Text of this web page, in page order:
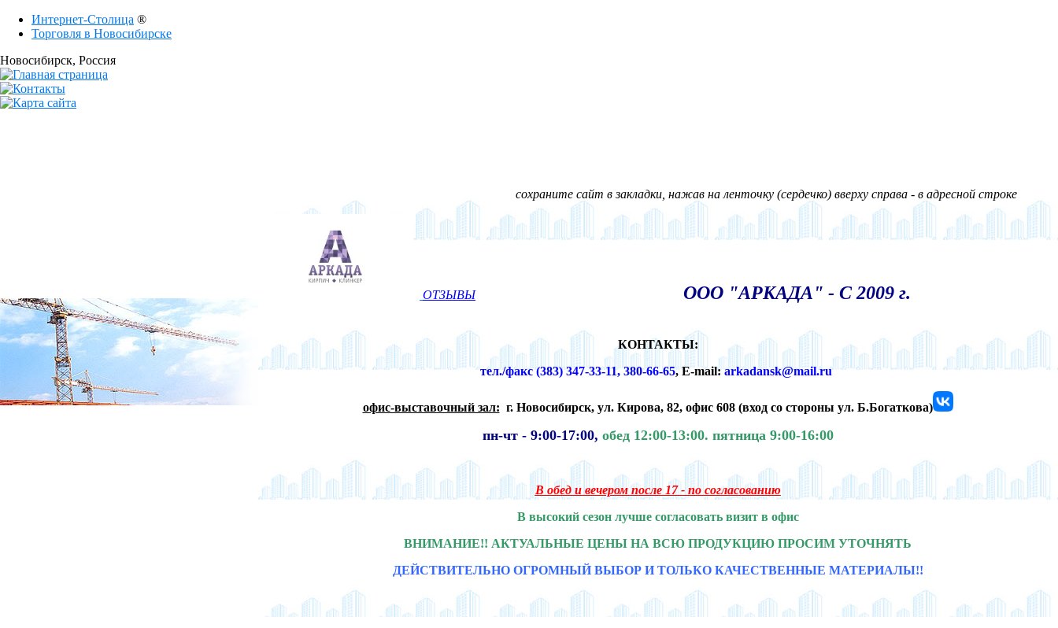
Интернет-Столица ®
Торговля в Новосибирске
Новосибирск, Россия
сохраните сайт в закладки, нажав на ленточку (сердечко) вверху справа - в адресной строке
ОТЗЫВЫ ООО "АРКАДА" - С 2009 г.
КОНТАКТЫ:
тел./факс (383) 347-33-11, 380-66-65,E-mail:arkadansk@mail.ru
офис-выставочный зал: г. Новосибирск, ул. Кирова, 82, офис 608 (вход со стороны ул. Б.Богаткова)
пн-чт - 9:00-17:00, обед 12:00-13:00. пятница 9:00-16:00
В обед и вечером после 17 - по согласованию
В высокий сезон лучше согласовать визит в офис
ВНИМАНИЕ!! АКТУАЛЬНЫЕ ЦЕНЫ НА ВСЮ ПРОДУКЦИЮ ПРОСИМ УТОЧНЯТЬ
ДЕЙСТВИТЕЛЬНО ОГРОМНЫЙ ВЫБОР И ТОЛЬКО КАЧЕСТВЕННЫЕ МАТЕРИАЛЫ!!